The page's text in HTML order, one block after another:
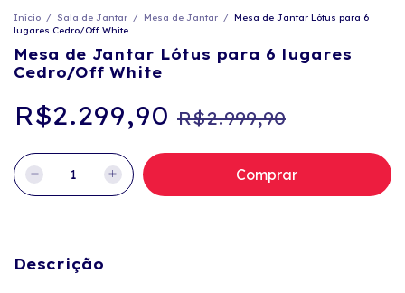
Início / Sala de Jantar / Mesa de Jantar / Mesa de Jantar Lótus para 6
lugares Cedro/Off White
Mesa de Jantar Lótus para 6 lugares
Cedro/Off White
R$2.299,90 R$2.999,90
Descrição